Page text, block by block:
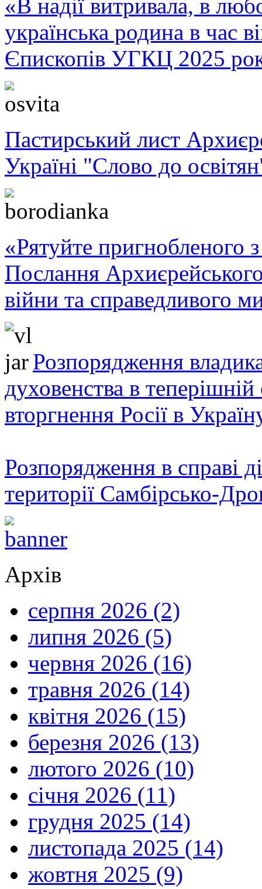
«В надії витривала, в
українська родина в час
Єпископів УГКЦ 2025
Пастирський лист
Україні "Слово до
«Рятуйте пригнобленого
Послання
війни та справедливого
Розпорядження
духовенства в теперішній
вторгнення Росії в
Розпорядження в справі
території Самбірсько-
Архів
серпня 2026 (2)
липня 2026 (5)
червня 2026 (16)
травня 2026 (14)
квітня 2026 (15)
березня 2026 (13)
лютого 2026 (10)
січня 2026 (11)
грудня 2025 (14)
листопада 2025 (14)
жовтня 2025 (9)